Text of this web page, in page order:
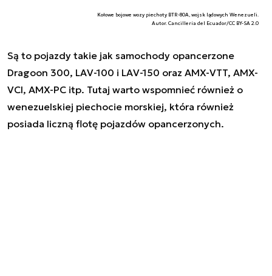
Kołowe bojowe wozy piechoty BTR-80A, wojsk lądowych Wenezueli.
Autor. Cancillería del Ecuador/CC BY-SA 2.0
Są to pojazdy takie jak samochody opancerzone
Dragoon 300, LAV-100 i LAV-150 oraz AMX-VTT, AMX-
VCI, AMX-PC itp. Tutaj warto wspomnieć również o
wenezuelskiej piechocie morskiej, która również
posiada liczną flotę pojazdów opancerzonych.